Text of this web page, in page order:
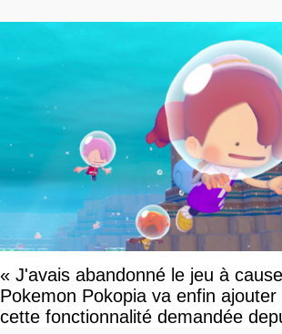
« J'avais abandonné le jeu à
Pokemon Pokopia va enfin
cette fonctionnalité demandée